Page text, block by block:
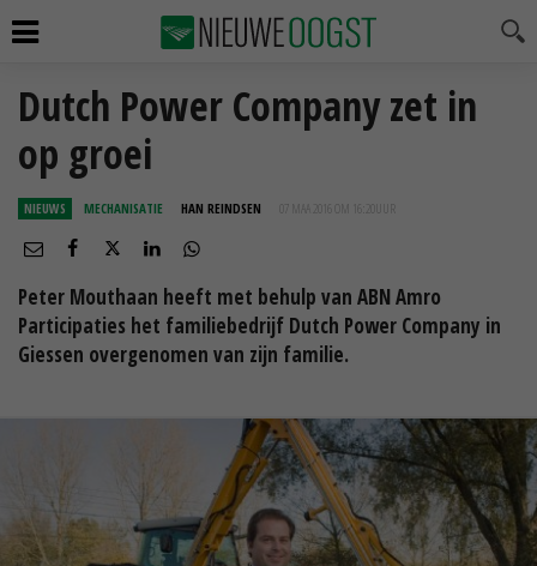
Dutch Power Company zet in
op groei
NIEUWS MECHANISATIE HAN REINDSEN 07 MAA 2016 OM 16:20
Peter Mouthaan heeft met behulp van ABN Amro
Participaties het familiebedrijf Dutch Power Company in
Giessen overgenomen van zijn familie.